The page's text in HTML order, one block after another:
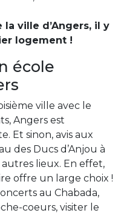
ville d’Angers, il y
logement !
école
ville avec le
Angers est
Et sinon, avis aux
des Ducs d’Anjou à
lieux. En effet,
offre un large choix !
au Chabada,
coeurs, visiter le